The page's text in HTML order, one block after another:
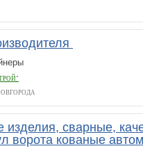
изделия, сварные,
ворота кованые